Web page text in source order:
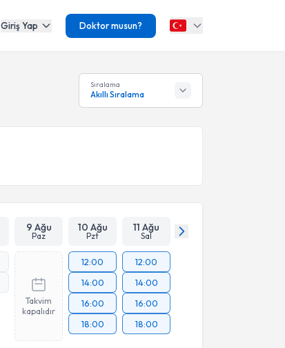
Giriş Yap Doktor musun?
Sıralama
Akıllı Sıralama
9 Ağu
Paz
10 Ağu
Pzt
11 Ağu
Sal
Takvim
kapalıdır
12:00
14:00
16:00
18:00
12:00
14:00
16:00
18:00